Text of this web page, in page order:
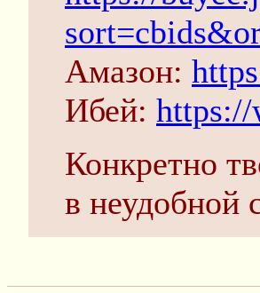
Амазон:
Ибей: https://
Конкретно
в неудобной